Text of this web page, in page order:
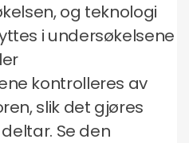
og teknologi
i undersøkelsene
kontrolleres av
slik det gjøres
Se den